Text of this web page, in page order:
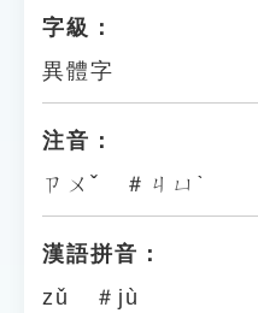
字級：
異體字
注音：
ㄗㄨˇ ＃ㄐㄩˋ
漢語拼音：
zǔ ＃jù